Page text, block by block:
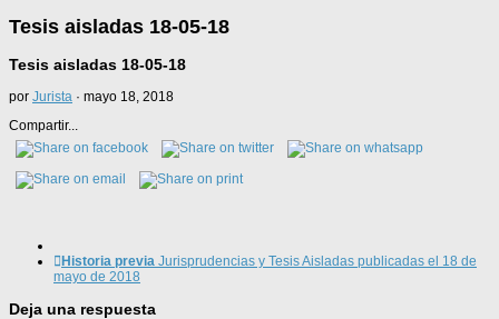
Tesis aisladas 18-05-18
Tesis aisladas 18-05-18
por Jurista · mayo 18, 2018
Compartir...
Historia previa Jurisprudencias y Tesis Aisladas publicadas el 18 de
mayo de 2018
Deja una respuesta